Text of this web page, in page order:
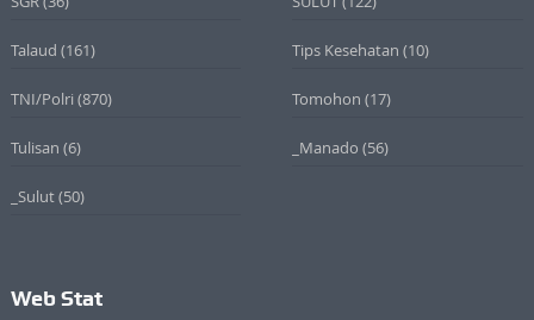
Talaud (161) Tips Kesehatan (10)
TNI/Polri (870) Tomohon (17)
Tulisan (6) _Manado (56)
_Sulut(50)
Web Stat